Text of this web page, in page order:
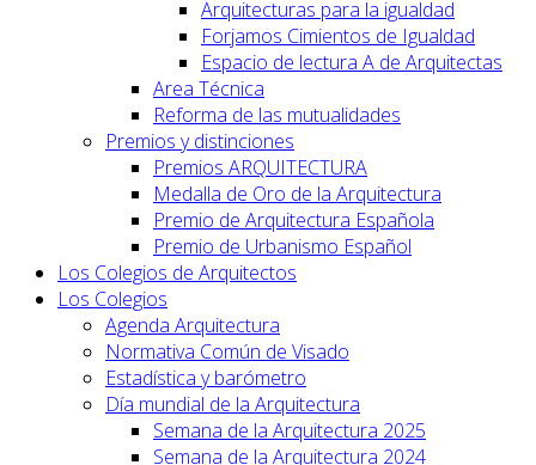
Arquitecturas para la igualdad
Forjamos Cimientos de Igualdad
Espacio de lectura A de Arquitectas
Area Técnica
Reforma de las mutualidades
Premios y distinciones
Premios ARQUITECTURA
Medalla de Oro de la Arquitectura
Premio de Arquitectura Española
Premio de Urbanismo Español
Los Colegios de Arquitectos
Los Colegios
Agenda Arquitectura
Normativa Común de Visado
Estadística y barómetro
Día mundial de la Arquitectura
Semana de la Arquitectura 2025
Semana de la Arquitectura 2024